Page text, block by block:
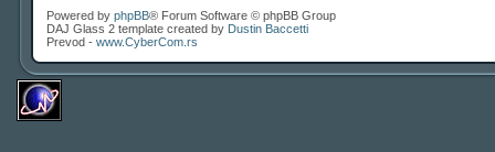
Powered by phpBB® Forum Software © phpBB Group
DAJ Glass 2 template created by Dustin Baccetti
Prevod - www.CyberCom.rs